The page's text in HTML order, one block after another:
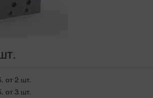
от 2 шт.
от 3 шт.